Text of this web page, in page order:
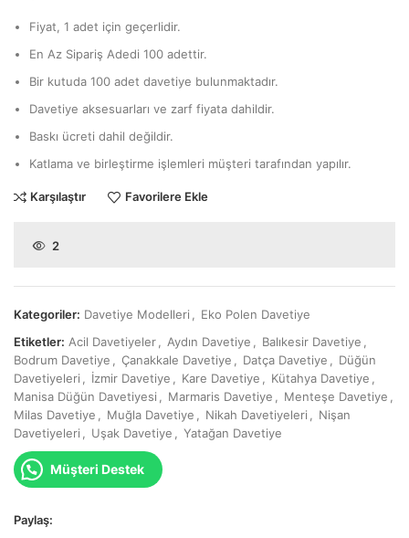
Fiyat, 1 adet için geçerlidir.
En Az Sipariş Adedi 100 adettir.
Bir kutuda 100 adet davetiye bulunmaktadır.
Davetiye aksesuarları ve zarf fiyata dahildir.
Baskı ücreti dahil değildir.
Katlama ve birleştirme işlemleri müşteri tarafından yapılır.
Karşılaştır Favorilere Ekle
2
Kategoriler: Davetiye Modelleri
Eko Polen Davetiye
Etiketler: Acil Davetiyeler Aydın Davetiye Balıkesir Davetiye
Bodrum Davetiye
Çanakkale Davetiye Datça Davetiye
Düğün
Davetiyeleri
İzmir Davetiye Kare Davetiye Kütahya Davetiye
Manisa Düğün Davetiyesi
Marmaris Davetiye Menteşe Davetiye
Milas Davetiye
Muğla Davetiye Nikah Davetiyeleri
Nişan
Davetiyeleri
Uşak Davetiye Yatağan Davetiye
Müşteri Destek
Paylaş: